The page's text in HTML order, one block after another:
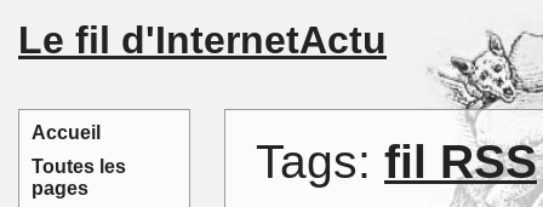
Accueil
Toutes les
pages
Le fil d'InternetActu
Tags: fil RSS